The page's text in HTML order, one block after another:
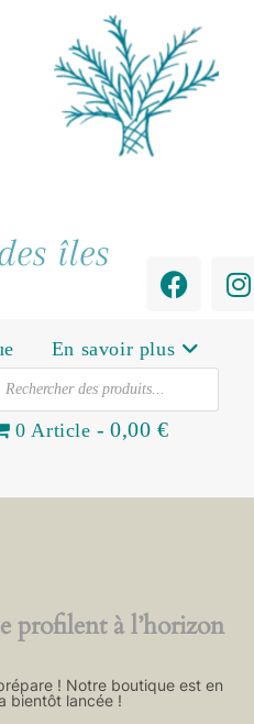
îles
En savoir plus
0 Article 0,00 €
profilent à l’horizon
! Notre boutique est en
bientôt lancée !